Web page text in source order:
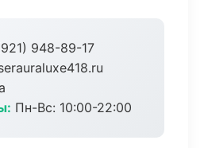
948-89-17
Пн-Вс: 10:00-22:00